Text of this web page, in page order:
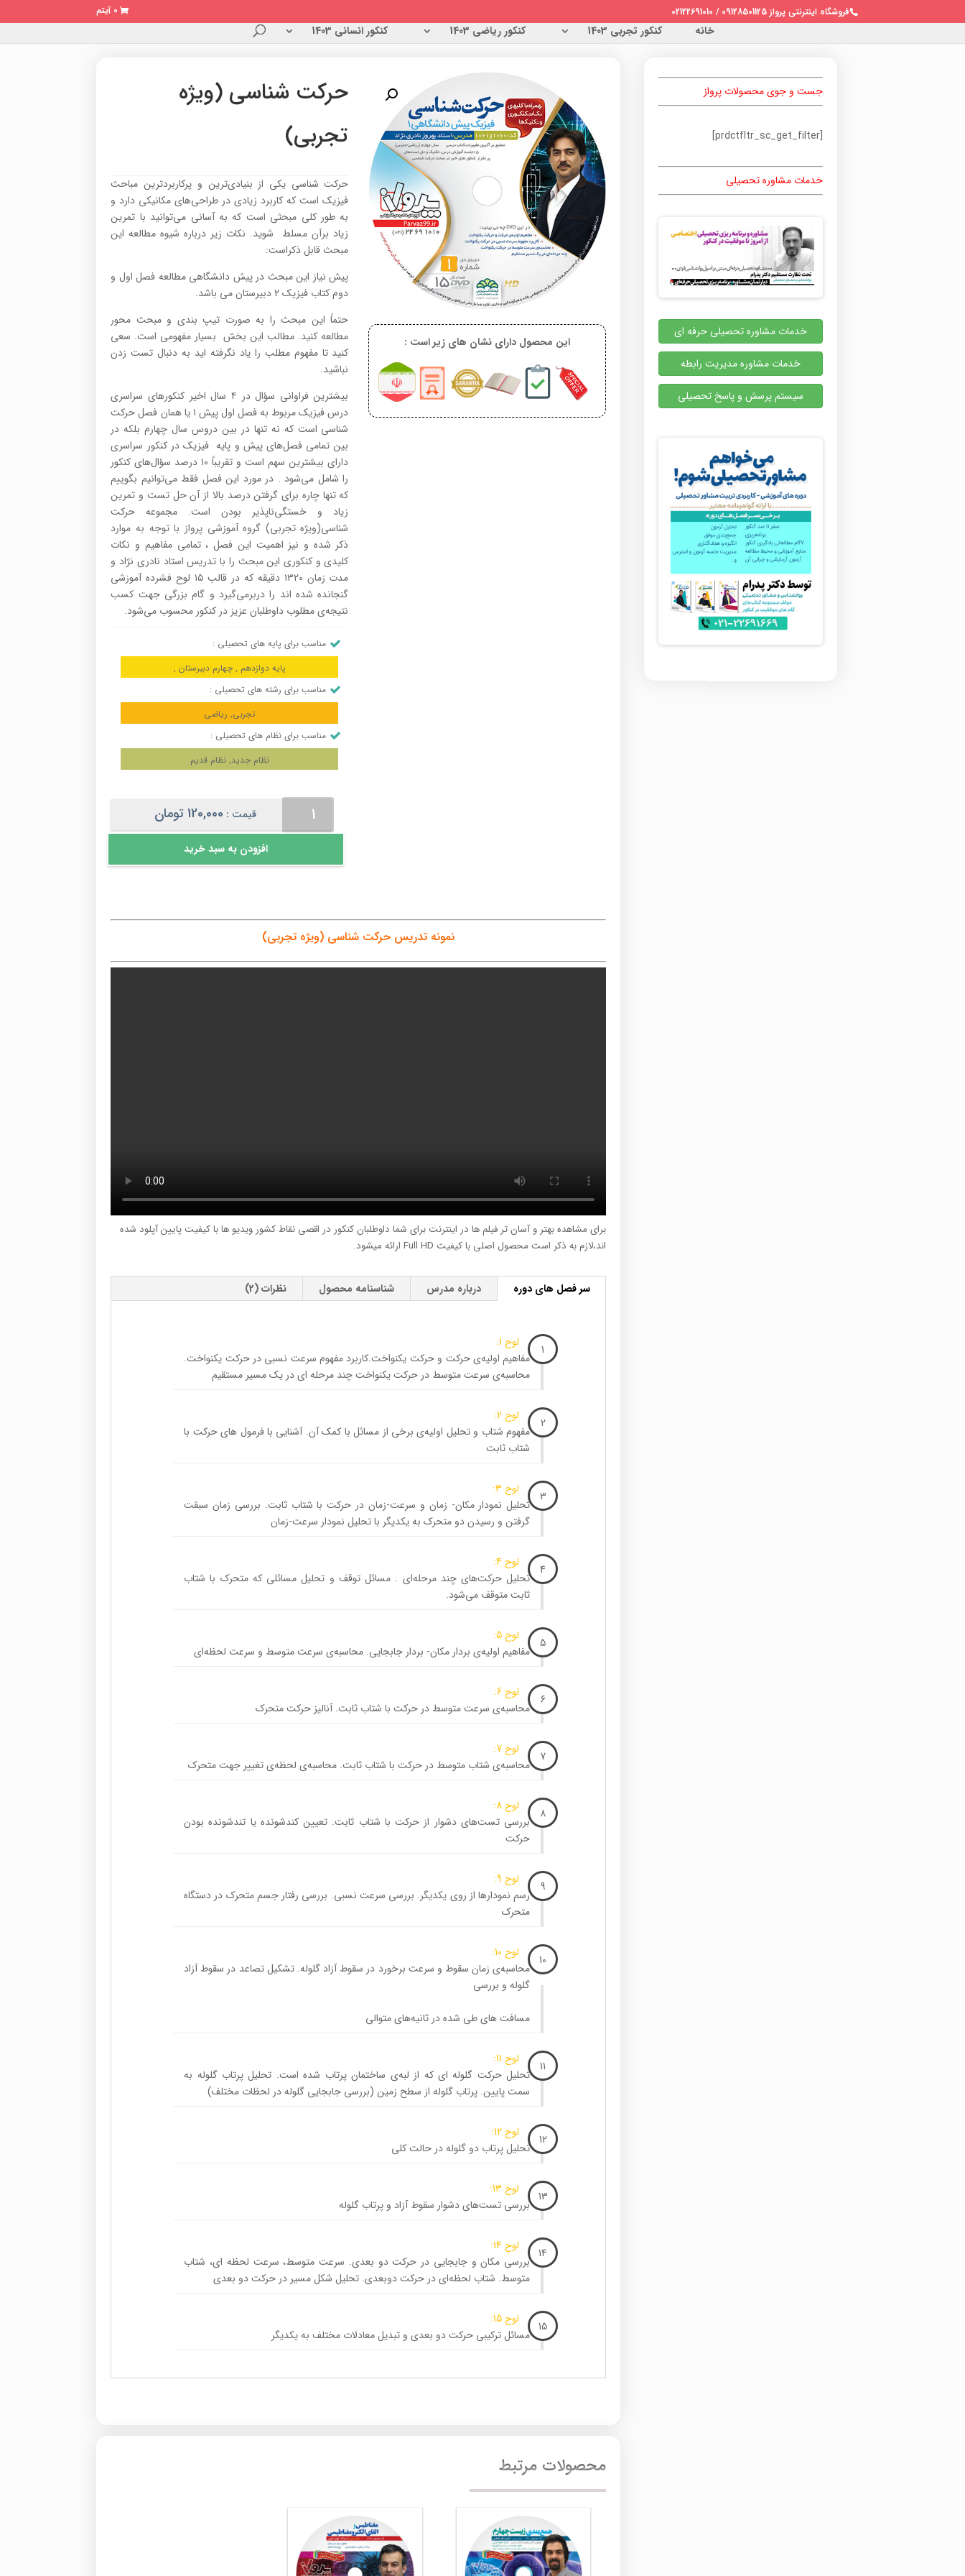
فروشگاه اینترنتی پرواز 09128501125 / 02122691010 0 آیتم
خانه کنکور تجربی 1403 کنکور ریاضی 1403 کنکور انسانی 1403
این محصول دارای نشان های زیر است :
حرکت شناسی (ویژه
تجربی)
حرکت شناسی یکی از بنیادی‌ترین و پرکاربردترین مباحث
فیزیک است که کاربرد زیادی در طراحی‌های مکانیکی دارد و
به طور کلی مبحثی است که به آسانی می‌توانید با تمرین
زیاد برآن مسلط شوید. نکات زیر درباره شیوه مطالعه این
مبحث قابل ذکراست:
پیش نیاز این مبحث در پیش دانشگاهی مطالعه فصل اول و
دوم کتاب فیزیک ۲ دبیرستان می باشد.
حتماً این مبحث را به صورت تیپ بندی و مبحث محور
مطالعه کنید. مطالب این بخش بسیار مفهومی است. سعی
کنید تا مفهوم مطلب را یاد نگرفته اید به دنبال تست زدن
نباشید.
بیشترین فراوانی سؤال در ۴ سال اخیر کنکورهای سراسری
درس فیزیک مربوط به فصل اول پیش ۱ یا همان فصل حرکت
شناسی است که نه تنها در بین دروس سال چهارم بلکه در
بین تمامی فصل‌های پیش و پایه فیزیک در کنکور سراسری
دارای بیشترین سهم است و تقریباً ۱۰ درصد سؤال‌های کنکور
را شامل می‌شود . در مورد این فصل فقط می‌توانیم بگوییم
که تنها چاره برای گرفتن درصد بالا از آن حل تست و تمرین
زیاد و خستگی‌ناپذیر بودن است. مجموعه حرکت
شناسی(ویژه تجربی) گروه آموزشی پرواز با توجه به موارد
ذکر شده و نیز اهمیت این فصل ، تمامی مفاهیم و نکات
کلیدی و کنکوری این مبحث را با تدریس استاد نادری نژاد و
مدت زمان ۱۳۲۰ دقیقه که در قالب ۱۵ لوح فشرده آموزشی
گنجانده شده اند را دربرمی‌گیرد و گام بزرگی جهت کسب
نتیجه‌ی مطلوب داوطلبان عزیز در کنکور محسوب می‌شود.
مناسب برای پایه های تحصیلی :
پایه دوازدهم , چهارم دبیرستان ,
مناسب برای رشته های تحصیلی :
تجربی, ریاضی
مناسب برای نظام های تحصیلی :
نظام جدید, نظام قدیم
شناسی
(ویژه
عدد
قیمت : 120,000 تومان
افزودن به سبد خرید
نمونه تدریس حرکت شناسی (ویژه تجربی)
برای مشاهده بهتر و آسان تر فیلم ها در اینترنت برای شما داوطلبان کنکور در اقصی نقاط کشور ویدیو ها با کیفیت پایین آپلود شده
اند،لازم به ذکر است محصول اصلی با کیفیت Full HD ارائه میشود.
سر فصل های دوره درباره مدرس شناسنامه محصول نظرات (2)
1
لوح 1:
مفاهیم اولیه‌ی حرکت و حرکت یکنواخت.کاربرد مفهوم سرعت نسبی در حرکت یکنواخت.
محاسبه‌ی سرعت متوسط در حرکت یکنواخت چند مرحله ای در یک مسیر مستقیم
2
لوح 2:
مفهوم شتاب و تحلیل اولیه‌ی برخی از مسائل با کمک آن. آشنایی با فرمول های حرکت با
شتاب ثابت
3
لوح 3:
تحلیل نمودار مکان- زمان و سرعت-زمان در حرکت با شتاب ثابت. بررسی زمان سبقت
گرفتن و رسیدن دو متحرک به یکدیگر با تحلیل نمودار سرعت-زمان
4
لوح 4:
تحلیل حرکت‌های چند مرحله‌ای . مسائل توقف و تحلیل مسائلی که متحرک با شتاب
ثابت متوقف می‌شود.
5
لوح 5:
مفاهیم اولیه‌ی بردار مکان- بردار جابجایی. محاسبه‌ی سرعت متوسط و سرعت لحظه‌ای
6
لوح 6:
محاسبه‌ی سرعت متوسط در حرکت با شتاب ثابت. آنالیز حرکت متحرک
7
لوح 7:
محاسبه‌ی شتاب متوسط در حرکت با شتاب ثابت. محاسبه‌ی لحظه‌ی تغییر جهت متحرک
8
لوح 8:
بررسی تست‌های دشوار از حرکت با شتاب ثابت. تعیین کندشونده یا تندشونده بودن
حرکت
9
لوح 9:
رسم نمودارها از روی یکدیگر. بررسی سرعت نسبی. بررسی رفتار جسم متحرک در دستگاه
متحرک
10
لوح 10:
محاسبه‌ی زمان سقوط و سرعت برخورد در سقوط آزاد گلوله. تشکیل تصاعد در سقوط آزاد
گلوله و بررسی
مسافت های طی شده در ثانیه‌های متوالی
11
لوح 11:
تحلیل حرکت گلوله ای که از لبه‌ی ساختمان پرتاب شده است. تحلیل پرتاب گلوله به
سمت پایین. پرتاب گلوله از سطح زمین (بررسی جابجایی گلوله در لحظات مختلف)
12
لوح 12:
تحلیل پرتاب دو گلوله در حالت کلی
13
لوح 13:
بررسی تست‌های دشوار سقوط آزاد و پرتاب گلوله
14
لوح 14:
بررسی مکان و جابجایی در حرکت دو بعدی. سرعت متوسط، سرعت لحظه ای، شتاب
متوسط. شتاب لحظه‌ای در حرکت دوبعدی. تحلیل شکل مسیر در حرکت دو بعدی
15
لوح 15:
مسائل ترکیبی حرکت دو بعدی و تبدیل معادلات مختلف به یکدیگر
محصولات مرتبط
جست و جوی محصولات پرواز
[prdctfltr_sc_get_filter]
خدمات مشاوره تحصیلی
خدمات مشاوره تحصیلی حرفه ای
خدمات مشاوره مدیریت رابطه
سیستم پرسش و پاسخ تحصیلی